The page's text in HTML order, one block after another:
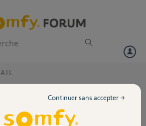
où je pourrais trouver des
pignon en plastique dans la tête de mon
Continuer sans accepter →